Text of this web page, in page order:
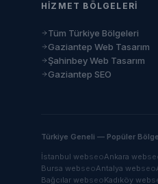
HIZMET BÖLGELERI
Tüm Türkiye Bölgeleri
Gaziantep Web Tasarım
Şahinbey Web Tasarım
Gaziantep SEO
Türkiye Geneli — Popüler
İstanbul webseoAnkara web
Bursa webseoAntalya webseo
Bağcılar webseoKadıköy web